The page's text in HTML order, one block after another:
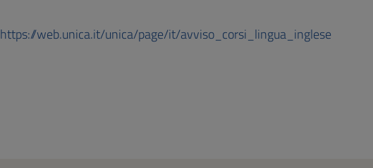
https://web.unica.it/unica/page/it/avviso_corsi_lingua_inglese